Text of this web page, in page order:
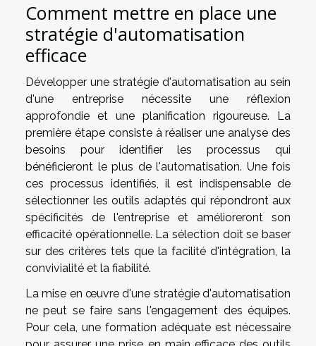
Comment mettre en place une
stratégie d'automatisation
efficace
Développer une stratégie d'automatisation au sein
d'une entreprise nécessite une réflexion
approfondie et une planification rigoureuse. La
première étape consiste à réaliser une analyse des
besoins pour identifier les processus qui
bénéficieront le plus de l'automatisation. Une fois
ces processus identifiés, il est indispensable de
sélectionner les outils adaptés qui répondront aux
spécificités de l'entreprise et amélioreront son
efficacité opérationnelle. La sélection doit se baser
sur des critères tels que la facilité d'intégration, la
convivialité et la fiabilité.
La mise en œuvre d'une stratégie d'automatisation
ne peut se faire sans l'engagement des équipes.
Pour cela, une formation adéquate est nécessaire